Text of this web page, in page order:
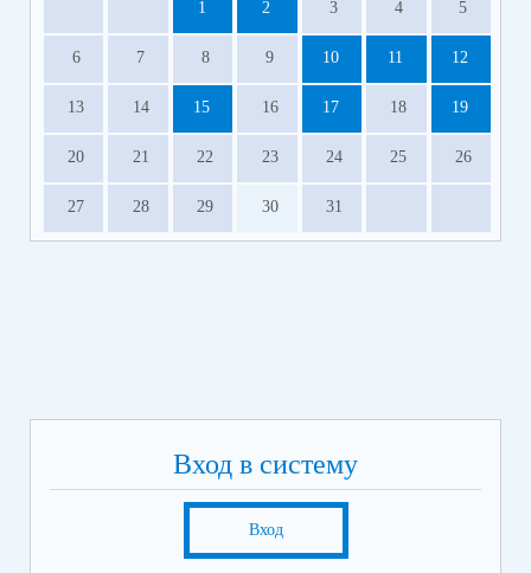
1 2 3 4 5
6 7 8 9 10 11 12
13 14 15 16 17 18 19
20 21 22 23 24 25 26
27 28 29 30 31
Вход в систему
Вход